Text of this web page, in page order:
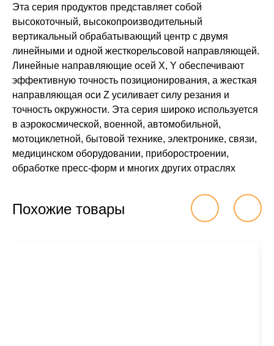
Эта серия продуктов представляет собой
высокоточный, высокопроизводительный
вертикальный обрабатывающий центр с двумя
линейными и одной жесткорельсовой направляющей.
Линейные направляющие осей X, Y обеспечивают
эффективную точность позиционирования, а жесткая
направляющая оси Z усиливает силу резания и
точность окружности. Эта серия широко используется
в аэрокосмической, военной, автомобильной,
мотоциклетной, бытовой технике, электронике, связи,
медицинском оборудовании, приборостроении,
обработке пресс-форм и многих других отраслях
Похожие товары